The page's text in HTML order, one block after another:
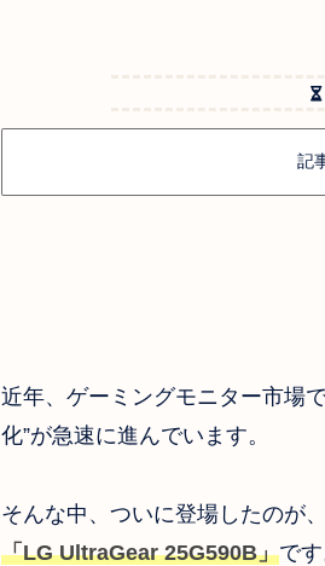
記
近年、ゲーミングモニター市場
化”が急速に進んでいます。
そんな中、ついに登場したのが、
「LG UltraGear 25G590B」です